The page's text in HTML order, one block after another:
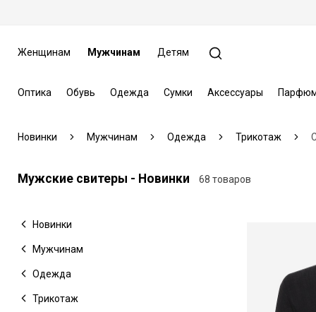
Женщинам Мужчинам Детям
Оптика Обувь Одежда Сумки Аксессуары
Новинки Мужчинам Одежда Трикотаж
Мужские свитеры - Новинки 68 товаров
Новинки
Мужчинам
Одежда
Трикотаж